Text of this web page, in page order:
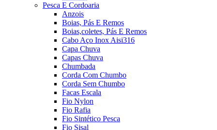
Pesca E Cordoaria
Anzois
Boias, Pás E Remos
Boias,coletes, Pás E Remos
Cabo Aço Inox Aisi316
Capa Chuva
Capas Chuva
Chumbada
Corda Com Chumbo
Corda Sem Chumbo
Facas Escala
Fio Nylon
Fio Rafia
Fio Sintético Pesca
Fio Sisal